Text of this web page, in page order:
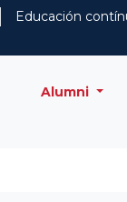
Educación
Alumni